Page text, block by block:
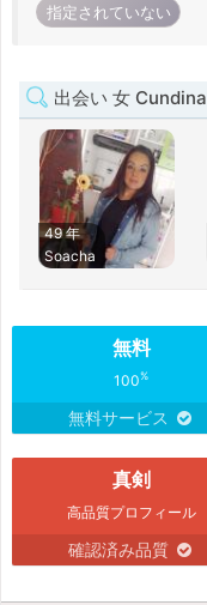
指定されていない
出会い 女
49 年
Soacha
無料
100%
無料サービス
真剣
高品質プロフィール
確認済み品質